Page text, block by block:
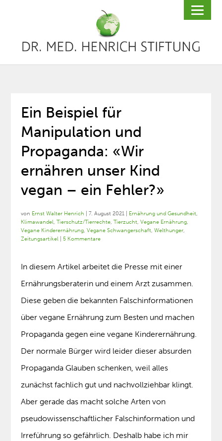
Ein Beispiel für
Manipulation und
Propaganda: «Wir
ernähren unser Kind
vegan – ein Fehler?»
von Ernst Walter Henrich |7. August 2021 Ernährung und Gesundheit,
Klimawandel,Tierschutz/Tierrechte,Tierzucht,Vegane Ernährung,
Vegane Kinderernährung,Vegane Schwangerschaft,Welthunger,
Zeitungsartikel |5 Kommentare
In diesem Artikel arbeitet die Presse mit einer
Ernährungsberaterin und einem Arzt zusammen.
Diese geben die bekannten Falschinformationen
über vegane Ernährung zum Besten und machen
Propaganda gegen eine vegane Kinderernährung.
Der normale Bürger wird leider dieser absurden
Propaganda Glauben schenken, weil alles
zunächst fachlich gut und nachvollziehbar klingt.
Aber gerade das macht solche Arten von
pseudowissenschaftlicher Falschinformation und
Irreführung so gefährlich. Deshalb habe ich mir